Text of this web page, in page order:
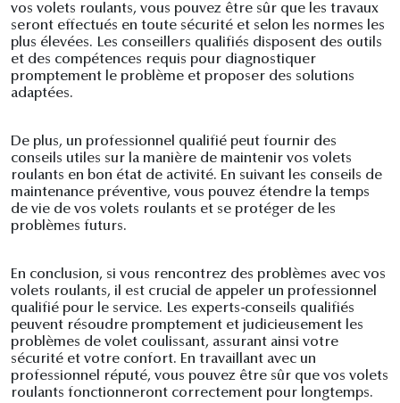
vos volets roulants, vous pouvez être sûr que les travaux
seront effectués en toute sécurité et selon les normes les
plus élevées. Les conseillers qualifiés disposent des outils
et des compétences requis pour diagnostiquer
promptement le problème et proposer des solutions
adaptées.
De plus, un professionnel qualifié peut fournir des
conseils utiles sur la manière de maintenir vos volets
roulants en bon état de activité. En suivant les conseils de
maintenance préventive, vous pouvez étendre la temps
de vie de vos volets roulants et se protéger de les
problèmes futurs.
En conclusion, si vous rencontrez des problèmes avec vos
volets roulants, il est crucial de appeler un professionnel
qualifié pour le service. Les experts-conseils qualifiés
peuvent résoudre promptement et judicieusement les
problèmes de volet coulissant, assurant ainsi votre
sécurité et votre confort. En travaillant avec un
professionnel réputé, vous pouvez être sûr que vos volets
roulants fonctionneront correctement pour longtemps.